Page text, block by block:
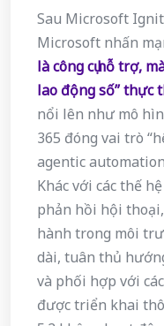
Sau Microsoft
Microsoft nhấn
là công cụ hỗ trợ,
lao động số” thực
nổi lên như mô
365 đóng vai trò
agentic
Khác với các thế
phản hồi hội
hành trong môi
dài, tuân thủ
và phối hợp với
được triển khai